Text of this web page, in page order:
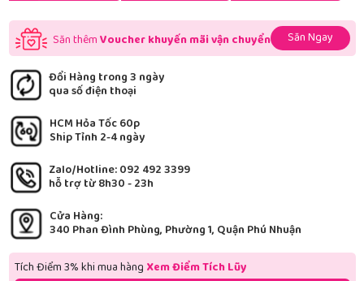
Săn thêmVoucher khuyến mãi vận chuyển Săn Ngay
Đổi Hàng trong 3 ngày
qua số điện thoại
HCM Hỏa Tốc 60p
Ship Tỉnh 2-4 ngày
Zalo/Hotline: 092 492 3399
hỗ trợ từ 8h30 - 23h
Cửa Hàng:
340 Phan Đình Phùng, Phường 1, Quận Phú Nhuận
Tích Điểm 3% khi mua hàng Xem Điểm Tích Lũy